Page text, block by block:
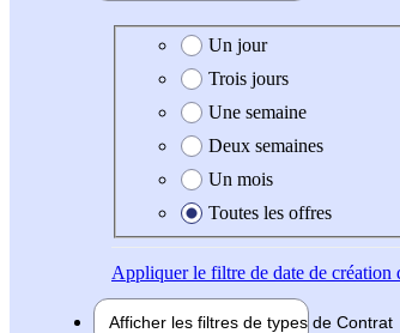
Date de création de l'offre
Un jour
Trois jours
Une semaine
Deux semaines
Un mois
Toutes les offres
Appliquerle filtre de date de création
Afficher les filtres de types de Contrat